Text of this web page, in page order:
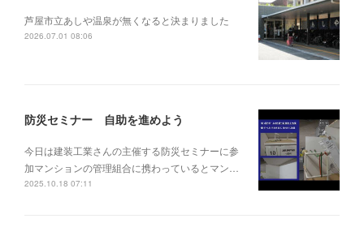
芦屋市立あしや温泉が無くなると決まりました
2026.07.01 08:06
防災セミナー 自助を進めよう
今日は建装工業さんの主催する防災セミナーに参
加マンションの管理組合に携わっているとマン…
2025.10.18 07:11